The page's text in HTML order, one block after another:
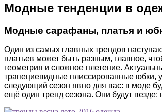
Модные тенденции в
Модные сарафаны, платья и
Один из самых главных трендов
платьев может быть разным, главное,
геометрия и сложное плетение.
трапециевидные плиссированные юбки,
следующий сезон явно для вас: в моде
ещё один тренд сезона. Они будут